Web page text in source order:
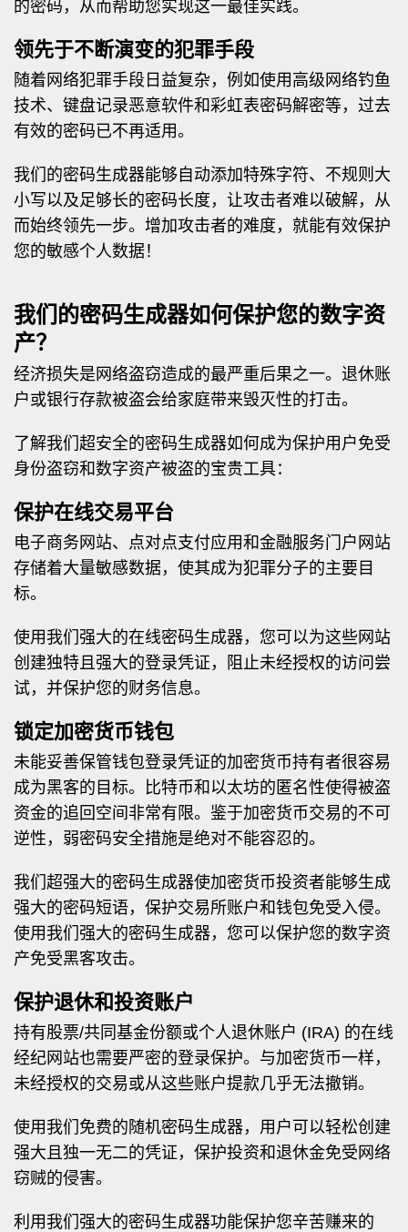
的密码，从而帮助您实现这一最佳实践。
领先于不断演变的犯罪手段
随着网络犯罪手段日益复杂，例如使用高级网络钓鱼
技术、键盘记录恶意软件和彩虹表密码解密等，过去
有效的密码已不再适用。
我们的密码生成器能够自动添加特殊字符、不规则大
小写以及足够长的密码长度，让攻击者难以破解，从
而始终领先一步。增加攻击者的难度，就能有效保护
您的敏感个人数据！
我们的密码生成器如何保护您的数字资
产？
经济损失是网络盗窃造成的最严重后果之一。退休账
户或银行存款被盗会给家庭带来毁灭性的打击。
了解我们超安全的密码生成器如何成为保护用户免受
身份盗窃和数字资产被盗的宝贵工具：
保护在线交易平台
电子商务网站、点对点支付应用和金融服务门户网站
存储着大量敏感数据，使其成为犯罪分子的主要目
标。
使用我们强大的在线密码生成器，您可以为这些网站
创建独特且强大的登录凭证，阻止未经授权的访问尝
试，并保护您的财务信息。
锁定加密货币钱包
未能妥善保管钱包登录凭证的加密货币持有者很容易
成为黑客的目标。比特币和以太坊的匿名性使得被盗
资金的追回空间非常有限。鉴于加密货币交易的不可
逆性，弱密码安全措施是绝对不能容忍的。
我们超强大的密码生成器使加密货币投资者能够生成
强大的密码短语，保护交易所账户和钱包免受入侵。
使用我们强大的密码生成器，您可以保护您的数字资
产免受黑客攻击。
保护退休和投资账户
持有股票/共同基金份额或个人退休账户 (IRA) 的在线
经纪网站也需要严密的登录保护。与加密货币一样，
未经授权的交易或从这些账户提款几乎无法撤销。
使用我们免费的随机密码生成器，用户可以轻松创建
强大且独一无二的凭证，保护投资和退休金免受网络
窃贼的侵害。
利用我们强大的密码生成器功能保护您辛苦赚来的